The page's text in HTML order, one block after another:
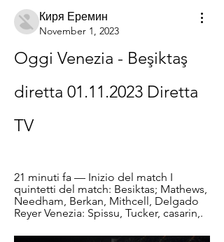
Киря Еремин
November 1, 2023
Oggi Venezia - Beşiktaş
diretta 01.11.2023 Diretta
TV
21 minuti fa — Inizio del match I
quintetti del match: Besiktas; Mathews,
Needham, Berkan, Mithcell, Delgado
Reyer Venezia: Spissu, Tucker, casarin,.